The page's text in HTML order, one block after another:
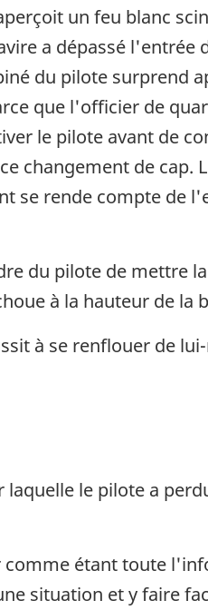
un feu blanc
a dépassé
du pilote surprend
que l'officier de
le pilote avant de
changement de
se rende compte de
du pilote de mettre
à la hauteur de la
à se renflouer de
le pilote a
comme étant toute
situation et y faire